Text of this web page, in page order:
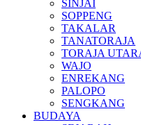
SINJAI
SOPPENG
TAKALAR
TANATORAJA
TORAJA
WAJO
ENREKANG
PALOPO
SENGKANG
BUDAYA